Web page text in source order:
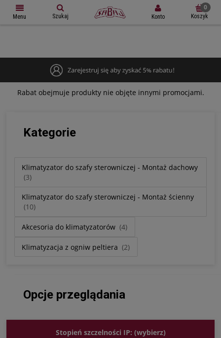
Menu Szukaj Konto Koszyk
Rabat obejmuje produkty nie objęte innymi promocjami.
Kategorie
Klimatyzator do szafy sterowniczej - Montaż dachowy
(3)
Klimatyzator do szafy sterowniczej - Montaż ścienny
(10)
Akcesoria do klimatyzatorów (4)
Klimatyzacja z ogniw peltiera (2)
Opcje przeglądania
Stopień szczelności IP: (wybierz)